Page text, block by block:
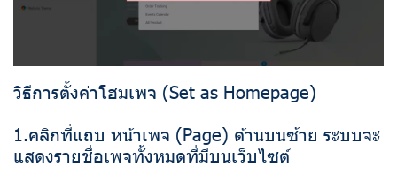
วิธีการตั้งค่าโฮมเพจ (Set as Homepage)
1.คลิกที่แถบ หน้าเพจ (Page) ด้านบนซ้าย ระบบจะ
แสดงรายชื่อเพจทั้งหมดที่มีบนเว็บไซต์